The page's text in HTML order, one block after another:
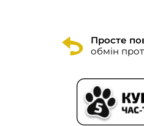
Просте
обмін